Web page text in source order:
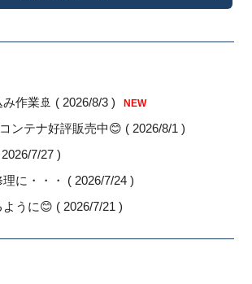
作業🚢 ( 2026/8/3 ) NEW
ンテナ好評販売中😊 ( 2026/8/1 )
7/27 )
に・・・ ( 2026/7/24 )
うに😊 ( 2026/7/21 )